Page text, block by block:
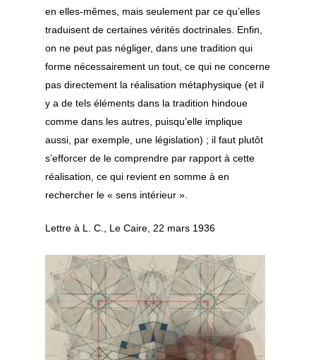
en elles-mêmes, mais seulement par ce qu’elles
traduisent de certaines vérités doctrinales. Enfin,
on ne peut pas négliger, dans une tradition qui
forme nécessairement un tout, ce qui ne concerne
pas directement la réalisation métaphysique (et il
y a de tels éléments dans la tradition hindoue
comme dans les autres, puisqu’elle implique
aussi, par exemple, une législation) ; il faut plutôt
s’efforcer de le comprendre par rapport à cette
réalisation, ce qui revient en somme à en
rechercher le « sens intérieur ».
Lettre à L. C., Le Caire, 22 mars 1936